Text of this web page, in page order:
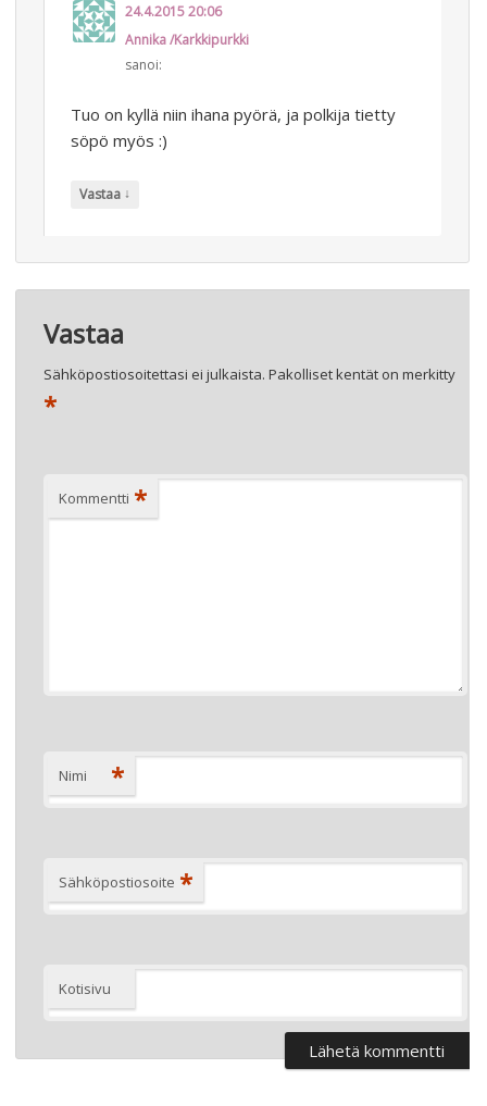
24.4.2015 20:06
Annika /Karkkipurkki
sanoi:
Tuo on kyllä niin ihana pyörä, ja polkija tietty
söpö myös :)
Vastaa ↓
Vastaa
Sähköpostiosoitettasi ei julkaista. Pakolliset kentät on merkitty
*
Kommentti *
Nimi *
Sähköpostiosoite *
Kotisivu